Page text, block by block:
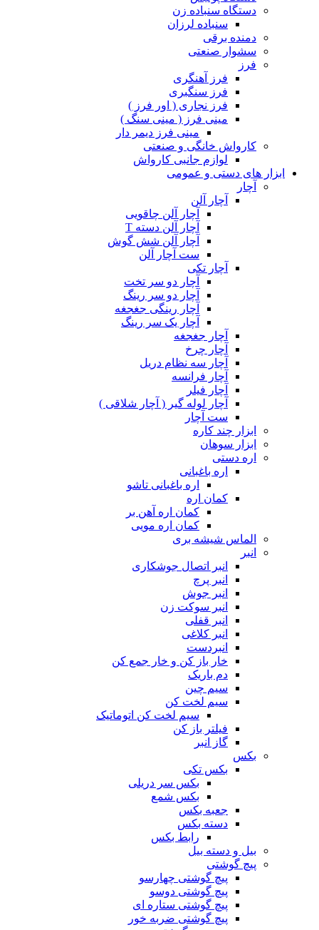
دستگاه سنباده زن
سنباده لرزان
دمنده برقی
سشوار صنعتی
فرز
فرز آهنگری
فرز سنگبری
فرز نجاری ( اور فرز )
مینی فرز ( مینی سنگ )
مینی فرز دیمر دار
کارواش خانگی و صنعتی
لوازم جانبی کارواش
ابزار های دستی و عمومی
آچار
آچار آلن
آچار آلن چاقویی
آچار آلن دسته T
آچار آلن شش گوش
ست آچار آلن
آچار تکی
آچار دو سر تخت
آچار دو سر رینگ
آچار رینگی جغجغه
آچار یک سر رینگ
آچار جغجغه
آچار چرخ
آچار سه نظام دریل
آچار فرانسه
آچار فیلر
آچار لوله گیر ( آچار شلاقی )
ست آچار
ابزار چند کاره
ابزار سوهان
اره دستی
اره باغبانی
اره باغبانی تاشو
کمان اره
کمان اره آهن بر
کمان اره مویی
الماس شیشه بری
انبر
انبر اتصال جوشکاری
انبر پرچ
انبر جوش
انبر سوکت زن
انبر قفلی
انبر کلاغی
انبردست
خار باز کن و خار جمع کن
دم باریک
سیم چین
سیم لخت کن
سیم لخت کن اتوماتیک
فیلتر باز کن
گاز انبر
بکس
بکس تکی
بکس سر دریلی
بکس شمع
جعبه بکس
دسته بکس
رابط بکس
بیل و دسته بیل
پیچ گوشتی
پیچ گوشتی چهارسو
پیچ گوشتی دوسو
پیچ گوشتی ستاره‌ ای
پیچ گوشتی ضربه خور